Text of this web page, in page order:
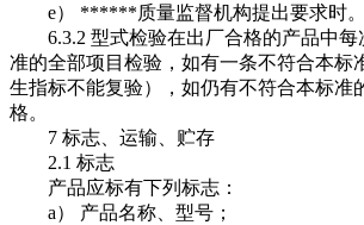
e） ******质量监督机构提出要求时。
6.3.2 型式检验在出厂合格的产品中每
准的全部项目检验，如有一条不符合本标
生指标不能复验），如仍有不符合本标准
格。
7 标志、运输、贮存
2.1 标志
产品应标有下列标志：
a） 产品名称、型号；